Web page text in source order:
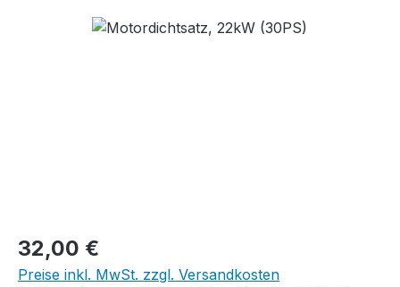
Bildergalerie überspringen
Regulärer Preis:
32,00 €
Preise inkl. MwSt. zzgl. Versandkosten